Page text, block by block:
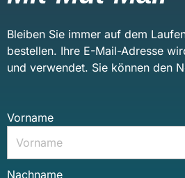
Bleiben Sie immer auf dem
bestellen. Ihre E-Mail-Adresse
und verwendet. Sie können den
Vorname
Nachname